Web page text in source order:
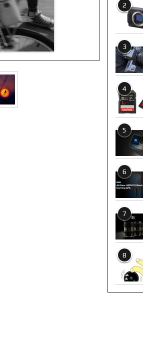
2
3
4
5
6
7
8